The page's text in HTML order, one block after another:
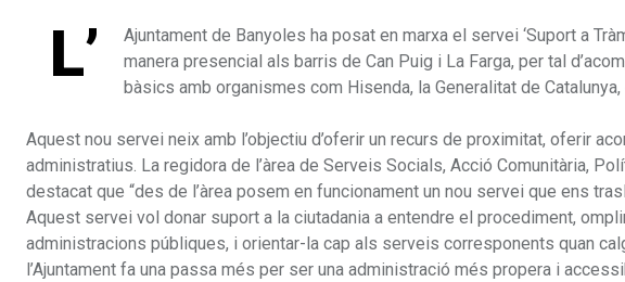
L’
Ajuntament de Banyoles ha posat en marxa el servei ‘Suport a
manera presencial als barris de Can Puig i La Farga, per tal
bàsics amb organismes com Hisenda, la Generalitat de
Aquest nou servei neix amb l’objectiu d’oferir un recurs de proximitat, oferir
administratius. La regidora de l’àrea de Serveis Socials, Acció Comunitària,
destacat que “des de l’àrea posem en funcionament un nou servei que ens
Aquest servei vol donar suport a la ciutadania a entendre el procediment,
administracions públiques, i orientar-la cap als serveis corresponents quan
l’Ajuntament fa una passa més per ser una administració més propera i